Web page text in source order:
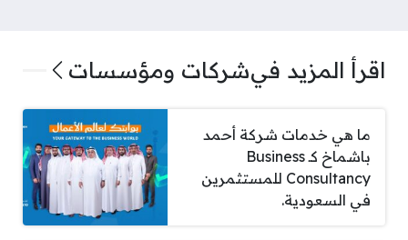
اقرأ المزيد فيشركات ومؤسسات
ما هي خدمات شركة أحمد
باشماخ كـ Business
Consultancy للمستثمرين
في السعودية.